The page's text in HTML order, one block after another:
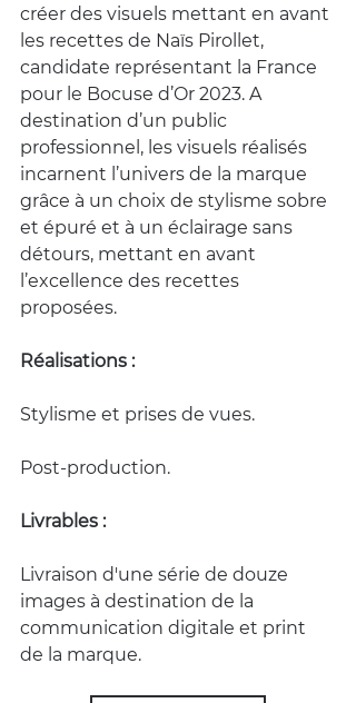
créer des visuels mettant en avant
les recettes de Naïs Pirollet,
candidate représentant la France
pour le Bocuse d’Or 2023. A
destination d’un public
professionnel, les visuels réalisés
incarnent l’univers de la marque
grâce à un choix de stylisme sobre
et épuré et à un éclairage sans
détours, mettant en avant
l’excellence des recettes
proposées.
Réalisations :
Stylisme et prises de vues.
Post-production.
Livrables :
Livraison d'une série de douze
images à destination de la
communication digitale et print
de la marque.